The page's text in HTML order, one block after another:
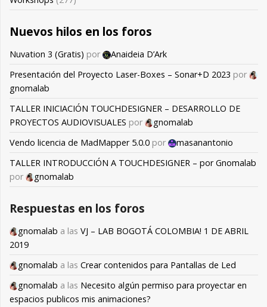
Nuevos hilos en los foros
Nuvation 3 (Gratis) por
Anaideia D’Ark
Presentación del Proyecto Laser-Boxes – Sonar+D 2023 por
gnomalab
TALLER INICIACIÓN TOUCHDESIGNER – DESARROLLO DE
PROYECTOS AUDIOVISUALES por
gnomalab
Vendo licencia de MadMapper 5.0.0 por
masanantonio
TALLER INTRODUCCIÓN A TOUCHDESIGNER – por Gnomalab
por
gnomalab
Respuestas en los foros
gnomalab a las VJ – LAB BOGOTÁ COLOMBIA! 1 DE ABRIL
2019
gnomalab a las Crear contenidos para Pantallas de Led
gnomalab a las Necesito algún permiso para proyectar en
espacios publicos mis animaciones?